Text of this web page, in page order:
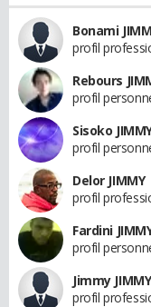
Bonami
profil
Rebours
profil
Sisoko
profil
Delor JIMMY
profil
Fardini
profil
Jimmy JIMMY
profil